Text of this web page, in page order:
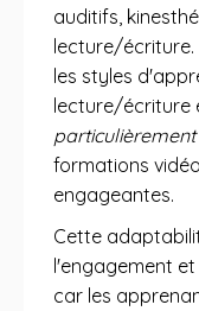
auditifs,
lecture/écriture.
les styles
lecture/écriture
particulièrement
formations
engageantes.
Cette
l'engagement
car les